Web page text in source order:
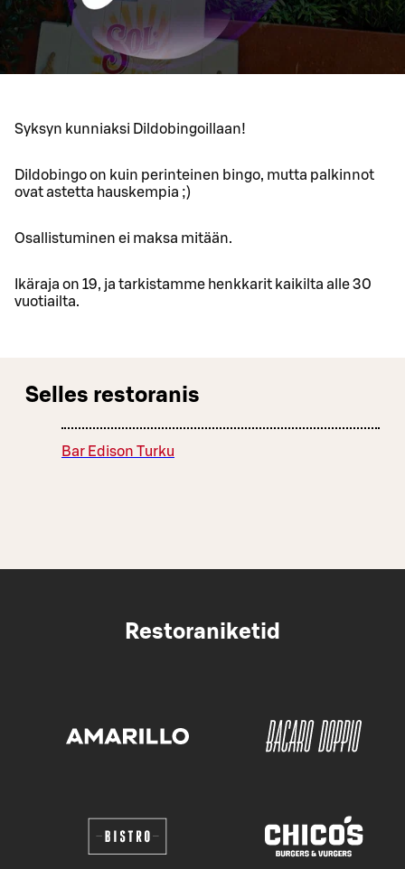
Syksyn kunniaksi Dildobingoillaan!
Dildobingo on kuin perinteinen bingo, mutta palkinnot
ovat astetta hauskempia ;)
Osallistuminen ei maksa mitään.
Ikäraja on 19, ja tarkistamme henkkarit kaikilta alle 30
vuotiailta.
Selles restoranis
Bar Edison Turku
Restoraniketid